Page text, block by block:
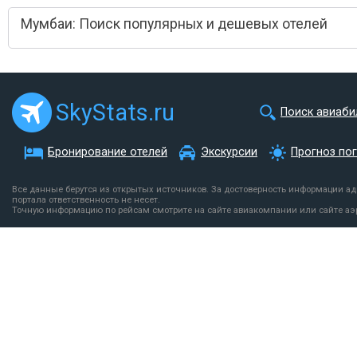
Мумбаи: Поиск популярных и дешевых отелей
SkyStats.ru Поиск
Бронирование отелей Экскурсии Прогноз
Все данные берутся из открытых источников. За достоверность информации
портала ответственность не несет.
Точную информацию по рейсам смотрите на сайте авиакомпании или сайте